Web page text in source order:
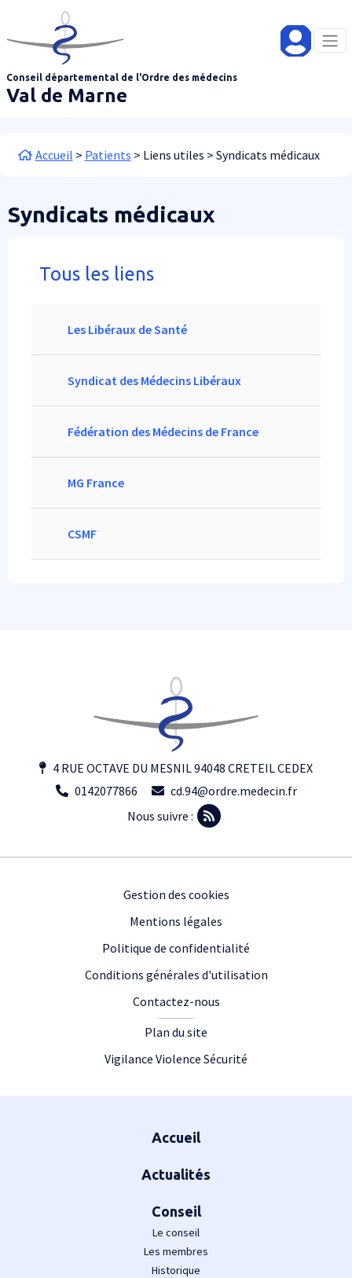
Aller au contenu principal
Conseil départemental de l'Ordre des médecins
Val de Marne
Fil d'Ariane
Accueil Patients Liens utiles Syndicats médicaux
Syndicats médicaux
Tous les liens
Colonne 1
Les Libéraux de Santé
Colonne 1
Syndicat des Médecins Libéraux
Colonne 1
Fédération des Médecins de France
Colonne 1
MG France
Colonne 1
CSMF
4 RUE OCTAVE DU MESNIL 94048 CRETEIL CEDEX
0142077866
cd.94@ordre.medecin.fr
Nous suivre :
Gestion des cookies
Mentions légales
Politique de confidentialité
Conditions générales d'utilisation
Contactez-nous
Plan du site
Vigilance Violence Sécurité
Accueil
Actualités
Conseil
Le conseil
Les membres
Historique
Panneau de gestion des cookies